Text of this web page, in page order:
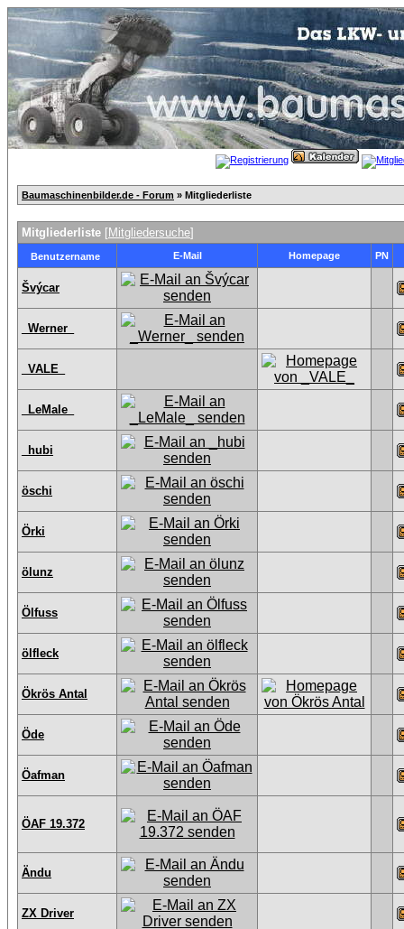
Baumaschinenbilder.de - Forum » Mitgliederliste
Mitgliederliste [Mitgliedersuche]
Benutzername E-Mail Homepage PN
Švýcar
_Werner_
_VALE_
_LeMale_
_hubi
öschi
Örki
ölunz
Ölfuss
ölfleck
Ökrös Antal
Öde
Öafman
ÖAF 19.372
Ändu
ZX Driver